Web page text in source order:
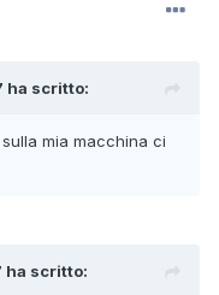
ha scritto:
mia macchina ci
ha scritto: